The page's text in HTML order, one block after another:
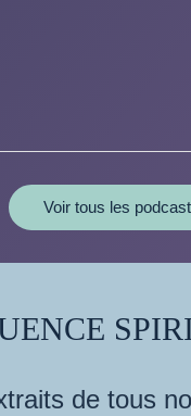
Voir tous les
de tous